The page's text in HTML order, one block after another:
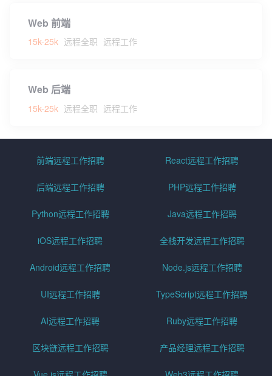
Web 前端
15k-25k 远程全职 远程工作
Web 后端
15k-25k 远程全职 远程工作
前端远程工作招聘 React远程工作招聘
后端远程工作招聘 PHP远程工作招聘
Python远程工作招聘 Java远程工作招聘
iOS远程工作招聘 全栈开发远程工作招聘
Android远程工作招聘 Node.js远程工作招聘
UI远程工作招聘 TypeScript远程工作招聘
AI远程工作招聘 Ruby远程工作招聘
区块链远程工作招聘 产品经理远程工作招聘